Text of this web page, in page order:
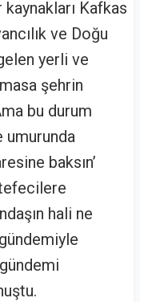
Kafkas
ve Doğu
yerli ve
şehrin
bu durum
baksın’
hali ne